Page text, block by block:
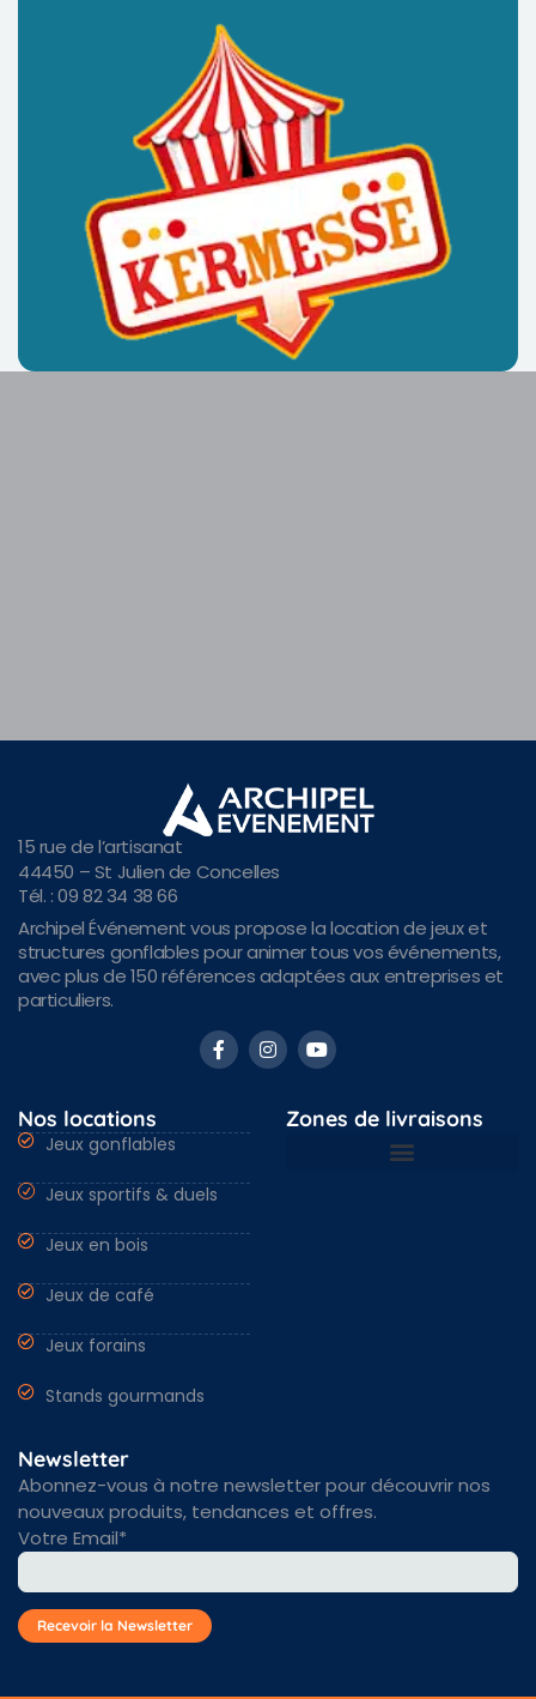
15 rue de l’artisanat
44450 – St Julien de Concelles
Tél. : 09 82 34 38 66
Archipel Événement vous propose la location de jeux et
structures gonflables pour animer tous vos événements,
avec plus de 150 références adaptées aux entreprises et
particuliers.
Nos locations
Jeux gonflables
Jeux sportifs & duels
Jeux en bois
Jeux de café
Jeux forains
Stands gourmands
Zones de livraisons
Newsletter
Abonnez-vous à notre newsletter pour découvrir nos
nouveaux produits, tendances et offres.
Votre Email*